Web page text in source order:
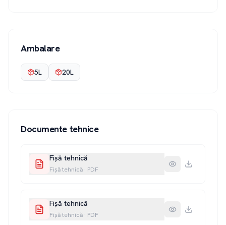
Ambalare
5L 20L
Documente tehnice
Fișă tehnică
Fișă tehnică · PDF
Fișă tehnică
Fișă tehnică · PDF